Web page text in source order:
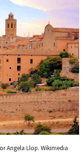
Angela Llop. Wikimedia